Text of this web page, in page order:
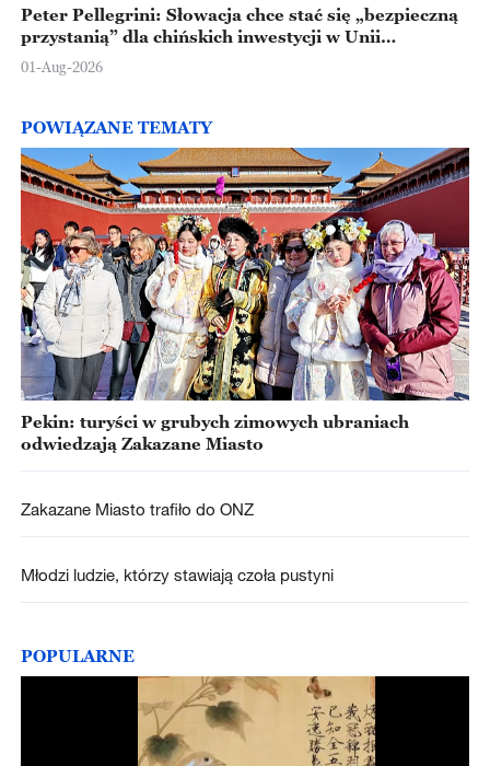
Peter Pellegrini: Słowacja chce stać się „bezpieczną
przystanią” dla chińskich inwestycji w Unii
Europejskiej
01-Aug-2026
POWIĄZANE TEMATY
Pekin: turyści w grubych zimowych ubraniach
odwiedzają Zakazane Miasto
Zakazane Miasto trafiło do ONZ
Młodzi ludzie, którzy stawiają czoła pustyni
POPULARNE